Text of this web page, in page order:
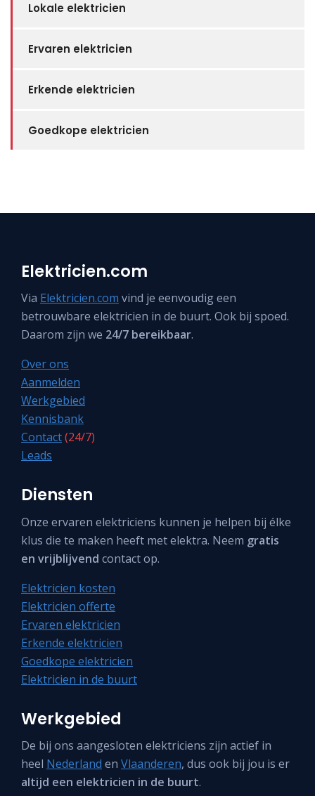
Lokale elektricien
Ervaren elektricien
Erkende elektricien
Goedkope elektricien
Elektricien.com
Via Elektricien.com vind je eenvoudig een
betrouwbare elektricien in de buurt. Ook bij spoed.
Daarom zijn we 24/7 bereikbaar.
Over ons
Aanmelden
Werkgebied
Kennisbank
Contact(24/7)
Leads
Diensten
Onze ervaren elektriciens kunnen je helpen bij élke
klus die te maken heeft met elektra. Neem gratis
en vrijblijvend contact op.
Elektricien kosten
Elektricien offerte
Ervaren elektricien
Erkende elektricien
Goedkope elektricien
Elektricien in de buurt
Werkgebied
De bij ons aangesloten elektriciens zijn actief in
heel Nederland en Vlaanderen, dus ook bij jou is er
altijd een elektricien in de buurt.